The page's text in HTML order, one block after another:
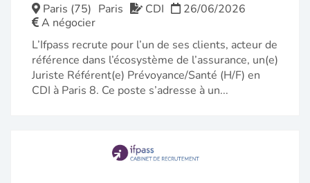
Paris (75) Paris CDI
26/06/2026
A négocier
L’Ifpass recrute pour l’un de ses clients, acteur de
référence dans l’écosystème de l’assurance, un(e)
Juriste Référent(e) Prévoyance/Santé (H/F) en
CDI à Paris 8. Ce poste s’adresse à un...